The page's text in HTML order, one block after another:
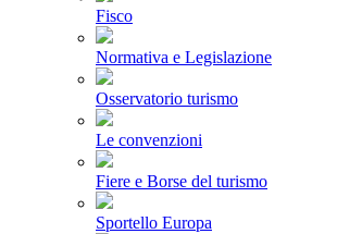
Fisco
Normativa e Legislazione
Osservatorio turismo
Le convenzioni
Fiere e Borse del turismo
Sportello Europa